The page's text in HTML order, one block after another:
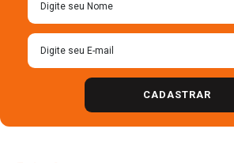
CADASTRAR